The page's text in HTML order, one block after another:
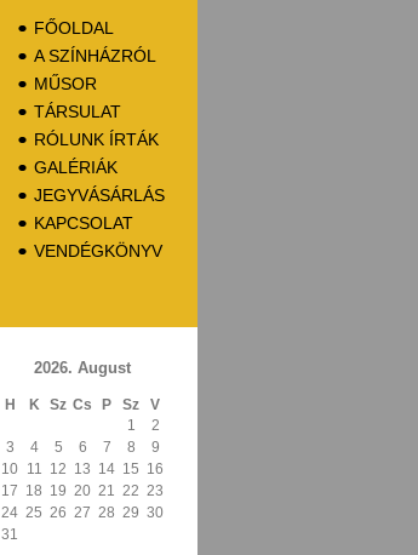
FŐOLDAL
A SZÍNHÁZRÓL
MŰSOR
TÁRSULAT
RÓLUNK ÍRTÁK
GALÉRIÁK
JEGYVÁSÁRLÁS
KAPCSOLAT
VENDÉGKÖNYV
2026. August
H K Sz Cs P Sz
V
1
2
3
4 5 6 7 8
9
10 11 12 13 14 15 16
17 18 19 20 21 22 23
24 25 26 27 28 29 30
31